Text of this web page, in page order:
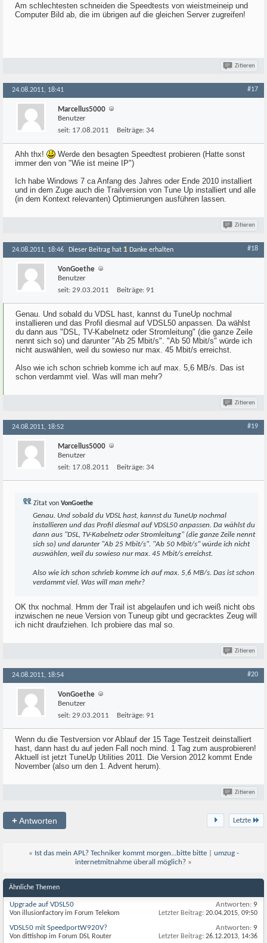
Am schlechtesten schneiden die Speedtests von wieistmeineip und
Computer Bild ab, die im übrigen auf die gleichen Server zugreifen!
Zitieren
24.08.2011, 18:41 #17
Marcellus5000
Benutzer
seit: 17.08.2011 Beiträge: 34
Ahh thx!
Werde den besagten Speedtest probieren (Hatte sonst
immer den von "Wie ist meine IP")
Ich habe Windows 7 ca Anfang des Jahres oder Ende 2010 installiert
und in dem Zuge auch die Trailversion von Tune Up installiert und alle
(in dem Kontext relevanten) Optimierungen ausführen lassen.
Zitieren
24.08.2011, 18:46 Dieser Beitrag hat 1 Danke erhalten #18
VonGoethe
Benutzer
seit: 29.03.2011 Beiträge: 91
Genau. Und sobald du VDSL hast, kannst du TuneUp nochmal
installieren und das Profil diesmal auf VDSL50 anpassen. Da wählst
du dann aus "DSL, TV-Kabelnetz oder Stromleitung" (die ganze Zeile
nennt sich so) und darunter "Ab 25 Mbit/s". "Ab 50 Mbit/s" würde ich
nicht auswählen, weil du sowieso nur max. 45 Mbit/s erreichst.
Also wie ich schon schrieb komme ich auf max. 5,6 MB/s. Das ist
schon verdammt viel. Was will man mehr?
Zitieren
24.08.2011, 18:52 #19
Marcellus5000
Benutzer
seit: 17.08.2011 Beiträge: 34
Zitat von VonGoethe
Genau. Und sobald du VDSL hast, kannst du TuneUp nochmal
installieren und das Profil diesmal auf VDSL50 anpassen. Da wählst du
dann aus "DSL, TV-Kabelnetz oder Stromleitung" (die ganze Zeile nennt
sich so) und darunter "Ab 25 Mbit/s". "Ab 50 Mbit/s" würde ich nicht
auswählen, weil du sowieso nur max. 45 Mbit/s erreichst.
Also wie ich schon schrieb komme ich auf max. 5,6 MB/s. Das ist schon
verdammt viel. Was will man mehr?
OK thx nochmal. Hmm der Trail ist abgelaufen und ich weiß nicht obs
inzwischen ne neue Version von Tuneup gibt und gecracktes Zeug will
ich nicht draufziehen. Ich probiere das mal so.
Zitieren
24.08.2011, 18:54 #20
VonGoethe
Benutzer
seit: 29.03.2011 Beiträge: 91
Wenn du die Testversion vor Ablauf der 15 Tage Testzeit deinstalliert
hast, dann hast du auf jeden Fall noch mind. 1 Tag zum ausprobieren!
Aktuell ist jetzt TuneUp Utilities 2011. Die Version 2012 kommt Ende
November (also um den 1. Advent herum).
Zitieren
+Antworten Letzte
« Ist das mein APL? Techniker kommt morgen...bitte bitte| umzug -
internetmitnahme überall möglich? »
Ähnliche Themen
Upgrade auf VDSL50
Von illusionfactory im Forum Telekom
Antworten: 9
Letzter Beitrag: 20.04.2015, 09:50
VDSL50 mit SpeedportW920V?
Von dittishop im Forum DSL Router
Antworten: 9
Letzter Beitrag: 26.12.2013, 14:36